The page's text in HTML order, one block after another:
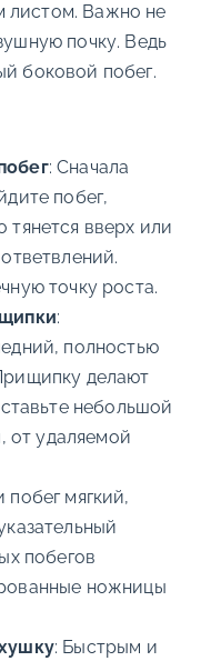
листом. Важно не
почку. Ведь
боковой побег.
: Сначала
побег,
вверх или
точку роста.
:
полностью
делают
небольшой
от удаляемой
побег мягкий,
побегов
ножницы
: Быстрым и